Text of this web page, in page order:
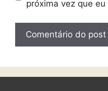
próxima vez que eu